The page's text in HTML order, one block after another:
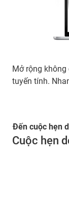
Mở rộng
tuyến tính.
Cuộc hẹn
Đến cuộc hẹn